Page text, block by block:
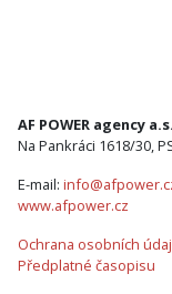
AF POWER agency a.s.
Na Pankráci 1618/30,
E-mail:
www.afpower.cz
Ochrana osobních
Předplatné časopisu